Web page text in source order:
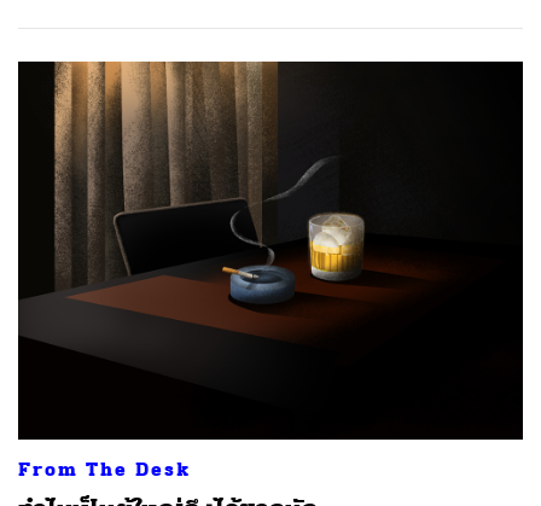
From The Desk